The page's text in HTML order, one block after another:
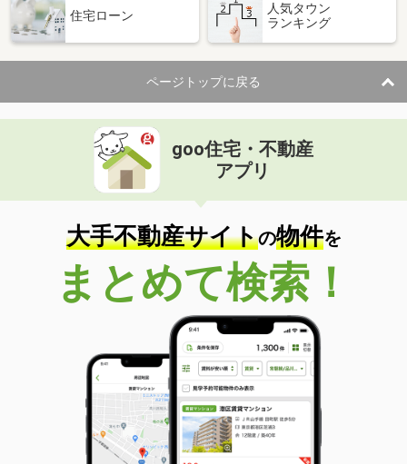
住宅ローン
人気タウン
ランキング
ページトップに戻る
goo住宅・不動産
アプリ
大手不動産サイトの物件を
まとめて検索！